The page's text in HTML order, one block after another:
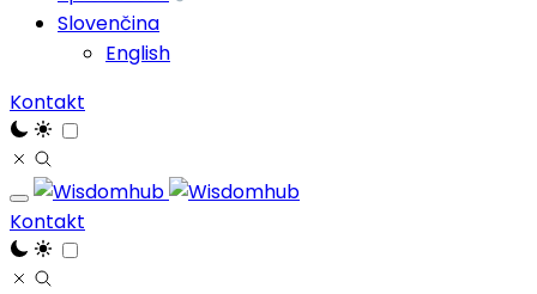
Slovenčina
English
Kontakt
Kontakt